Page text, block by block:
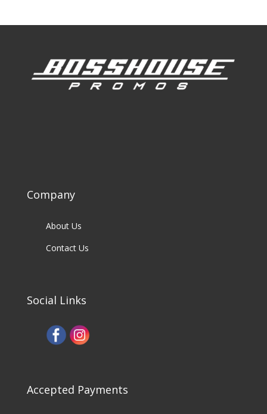
Company
About Us
Contact Us
Social Links
Accepted Payments